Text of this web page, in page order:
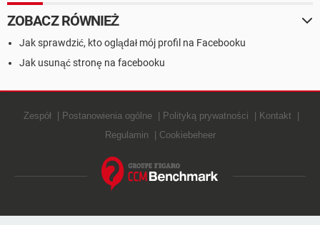
ZOBACZ RÓWNIEŻ
Jak sprawdzić, kto oglądał mój profil na Facebooku
Jak usunąć stronę na facebooku
Zespół Postanowienia ogólne Polityką prywatności
Kontakt
Regulamin
Cookiebeheer